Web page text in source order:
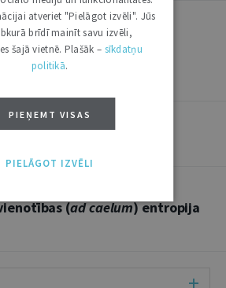
JANVĀRIS 2014
un Civillikuma
DECEMBRIS 2013
(ad caelum) entropija
atveriet "Pielāgot izvēli". Jūs
brīdī mainīt savu izvēli,
šajā vietnē. Plašāk – sīkdatņu
politikā.
PIEŅEMT VISAS
PIELĀGOT IZVĒLI